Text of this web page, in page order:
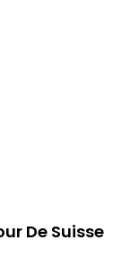
De Suisse